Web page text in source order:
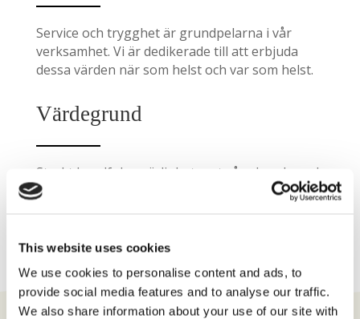
This website uses cookies
We use cookies to personalise content and ads, to
provide social media features and to analyse our traffic.
We also share information about your use of our site with
Service och trygghet är grundpelarna i vår
verksamhet. Vi är dedikerade till att erbjuda
dessa värden när som helst och var som helst.
Värdegrund
Starkt kundfokus, ärlighet mot våra kunder och
innovativt tänkande är de kärnvärden som